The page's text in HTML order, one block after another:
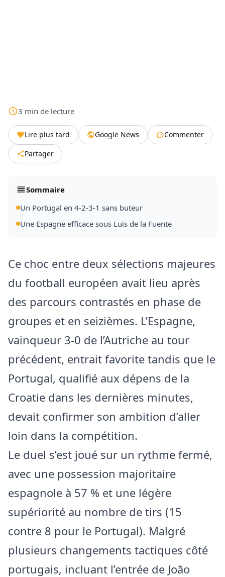
3 min de lecture
Lire plus tard Google News
Commenter
Partager
Sommaire
Un Portugal en 4-2-3-1 sans buteur
Une Espagne efficace sous Luis de la Fuente
Ce choc entre deux sélections majeures
du football européen avait lieu après
des parcours contrastés en phase de
groupes et en seizièmes. L’Espagne,
vainqueur 3-0 de l’Autriche au tour
précédent, entrait favorite tandis que le
Portugal, qualifié aux dépens de la
Croatie dans les dernières minutes,
devait confirmer son ambition d’aller
loin dans la compétition.
Le duel s’est joué sur un rythme fermé,
avec une possession majoritaire
espagnole à 57 % et une légère
supériorité au nombre de tirs (15
contre 8 pour le Portugal). Malgré
plusieurs changements tactiques côté
portugais, incluant l’entrée de João